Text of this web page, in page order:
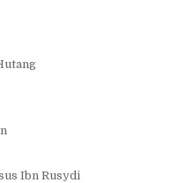
Ibn Rusydi